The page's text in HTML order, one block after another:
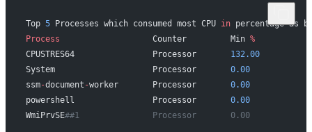
Top 5 Processes which consumed most CPU in percentage as
Process
                   Counter         Min
%
CPUSTRES64                Processor 132.00
System                    Processor 0.00
ssm-document -worker       Processor 0.00
powershell                Processor 0.00
WmiPrvSE##1               Processor       0.00